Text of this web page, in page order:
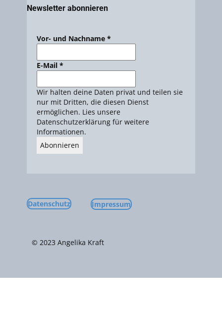
Newsletter abonnieren
Vor- und Nachname *
E-Mail *
Wir halten deine Daten privat und teilen sie
nur mit Dritten, die diesen Dienst
ermöglichen. Lies unsere
Datenschutzerklärung für weitere
Informationen.
Impressum
Datenschutz
© 2023 ​Angelika Kraft